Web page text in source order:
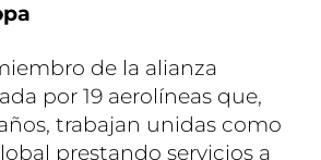
de la alianza
por 19 aerolíneas que,
trabajan unidas como
prestando servicios a